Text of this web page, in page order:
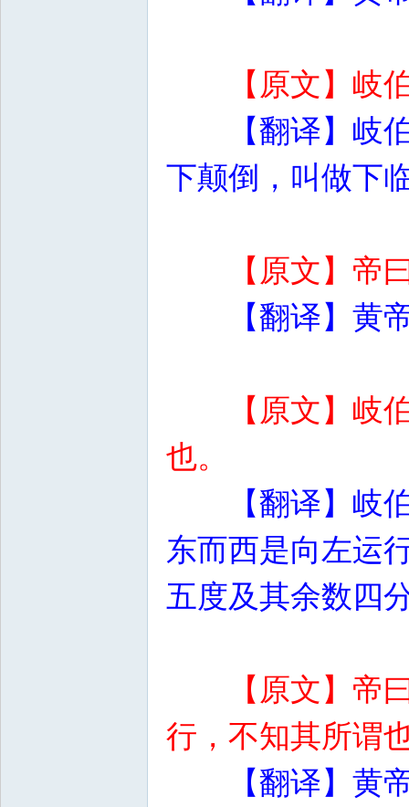
【原文】岐
【翻译】岐
下颠倒，叫做下
【原文】帝
【翻译】黄
【原文】岐
也。
【翻译】岐
东而西是向左运
五度及其余数四
【原文】帝
行，不知其所谓
【翻译】黄